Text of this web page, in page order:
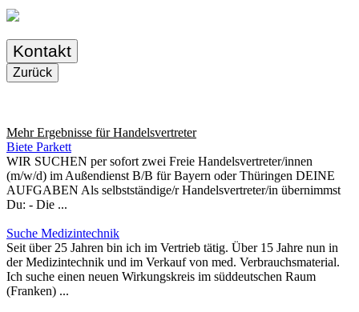
Kontakt
Zurück
Mehr Ergebnisse fürHandelsvertreter
Biete Parkett
WIR SUCHEN per sofort zwei Freie Handelsvertreter/innen
(m/w/d) im Außendienst B/B für Bayern oder Thüringen DEINE
AUFGABEN Als selbstständige/r Handelsvertreter/in übernimmst
Du: - Die ...
Suche Medizintechnik
Seit über 25 Jahren bin ich im Vertrieb tätig. Über 15 Jahre nun in
der Medizintechnik und im Verkauf von med. Verbrauchsmaterial.
Ich suche einen neuen Wirkungskreis im süddeutschen Raum
(Franken) ...